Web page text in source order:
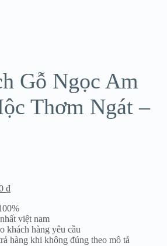
Gỗ Ngọc Am
Thơm Ngát –
₫
việt nam
khách hàng yêu cầu
hàng khi không đúng theo mô tả